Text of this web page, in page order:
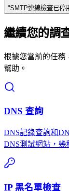
"SMTP連線檢查已停
繼續您的調
根據您當前的任務
幫助。
DNS 查詢
DNS記錄查詢和
DNS測試網站，幾
IP 黑名單檢查